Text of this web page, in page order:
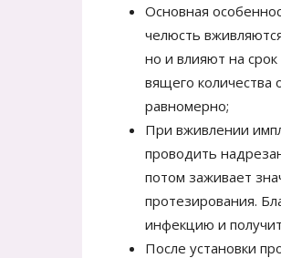
Основная
челюсть
но и влияют на срок
вящего количества
равномерно;
При вживлении
проводить
потом заживает
протезирования.
инфекцию и
После установки